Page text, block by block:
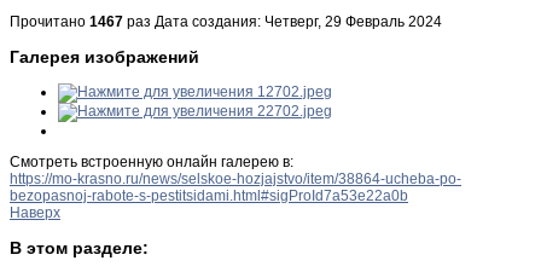
Прочитано 1467 раз Дата создания: Четверг, 29 Февраль 2024
Галерея изображений
Смотреть встроенную онлайн галерею в:
https://mo-krasno.ru/news/selskoe-hozjajstvo/item/38864-ucheba-po-
bezopasnoj-rabote-s-pestitsidami.html#sigProId7a53e22a0b
Наверх
В этом разделе: